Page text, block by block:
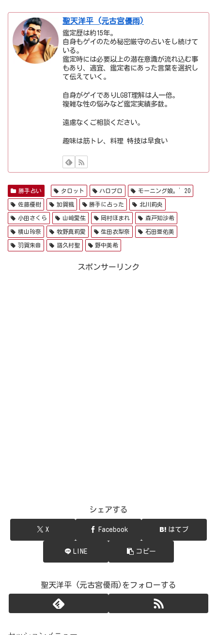
聖天洋平 (元古宮優雨)
鑑定歴は約15年。
自身もゲイのため秘密厳守の占いをし続けて
いる。
鑑定時には必要以上の潜在意識が流れ込む事
もあり、適宜、鑑定者にあった言葉を選択し
て伝えていく。
自身がゲイでありLGBT理解は人一倍。
複雑な性の悩みなど鑑定実績多数。
遠慮なくご相談ください。
趣味は筋トレ、料理 特技は早食い
勝手占い タロット ハロプロ モーニング娘。’20
佐藤優樹 加賀楓 勝手に占った 北川莉央
小田さくら 山﨑愛生 岡村ほまれ 森戸知沙希
横山玲奈 牧野真莉愛 生田衣梨奈 石田亜佑美
羽賀朱音 譜久村聖 野中美希
スポンサーリンク
シェアする
X Facebook はてブ
LINE コピー
聖天洋平 (元古宮優雨)をフォローする